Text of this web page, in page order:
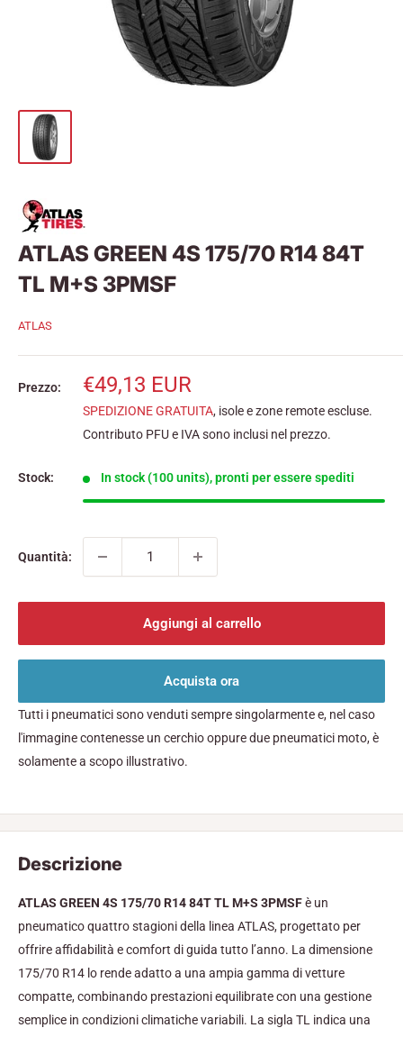
ATLAS GREEN 4S 175/70 R14 84T
TL M+S 3PMSF
ATLAS
Prezzo:
Prezzo
scontato
€49,13 EUR
SPEDIZIONE GRATUITA, isole e zone remote escluse.
Contributo PFU e IVA sono inclusi nel prezzo.
Stock: In stock (100 units), pronti per essere spediti
Quantità:
Aggiungi al carrello
Acquista ora
Tutti i pneumatici sono venduti sempre singolarmente e, nel caso
l'immagine contenesse un cerchio oppure due pneumatici moto, è
solamente a scopo illustrativo.
Descrizione
ATLAS GREEN 4S 175/70 R14 84T TL M+S 3PMSFè un
pneumatico quattro stagioni della linea ATLAS, progettato per
offrire affidabilità e comfort di guida tutto l’anno. La dimensione
175/70 R14 lo rende adatto a una ampia gamma di vetture
compatte, combinando prestazioni equilibrate con una gestione
semplice in condizioni climatiche variabili. La sigla TL indica una